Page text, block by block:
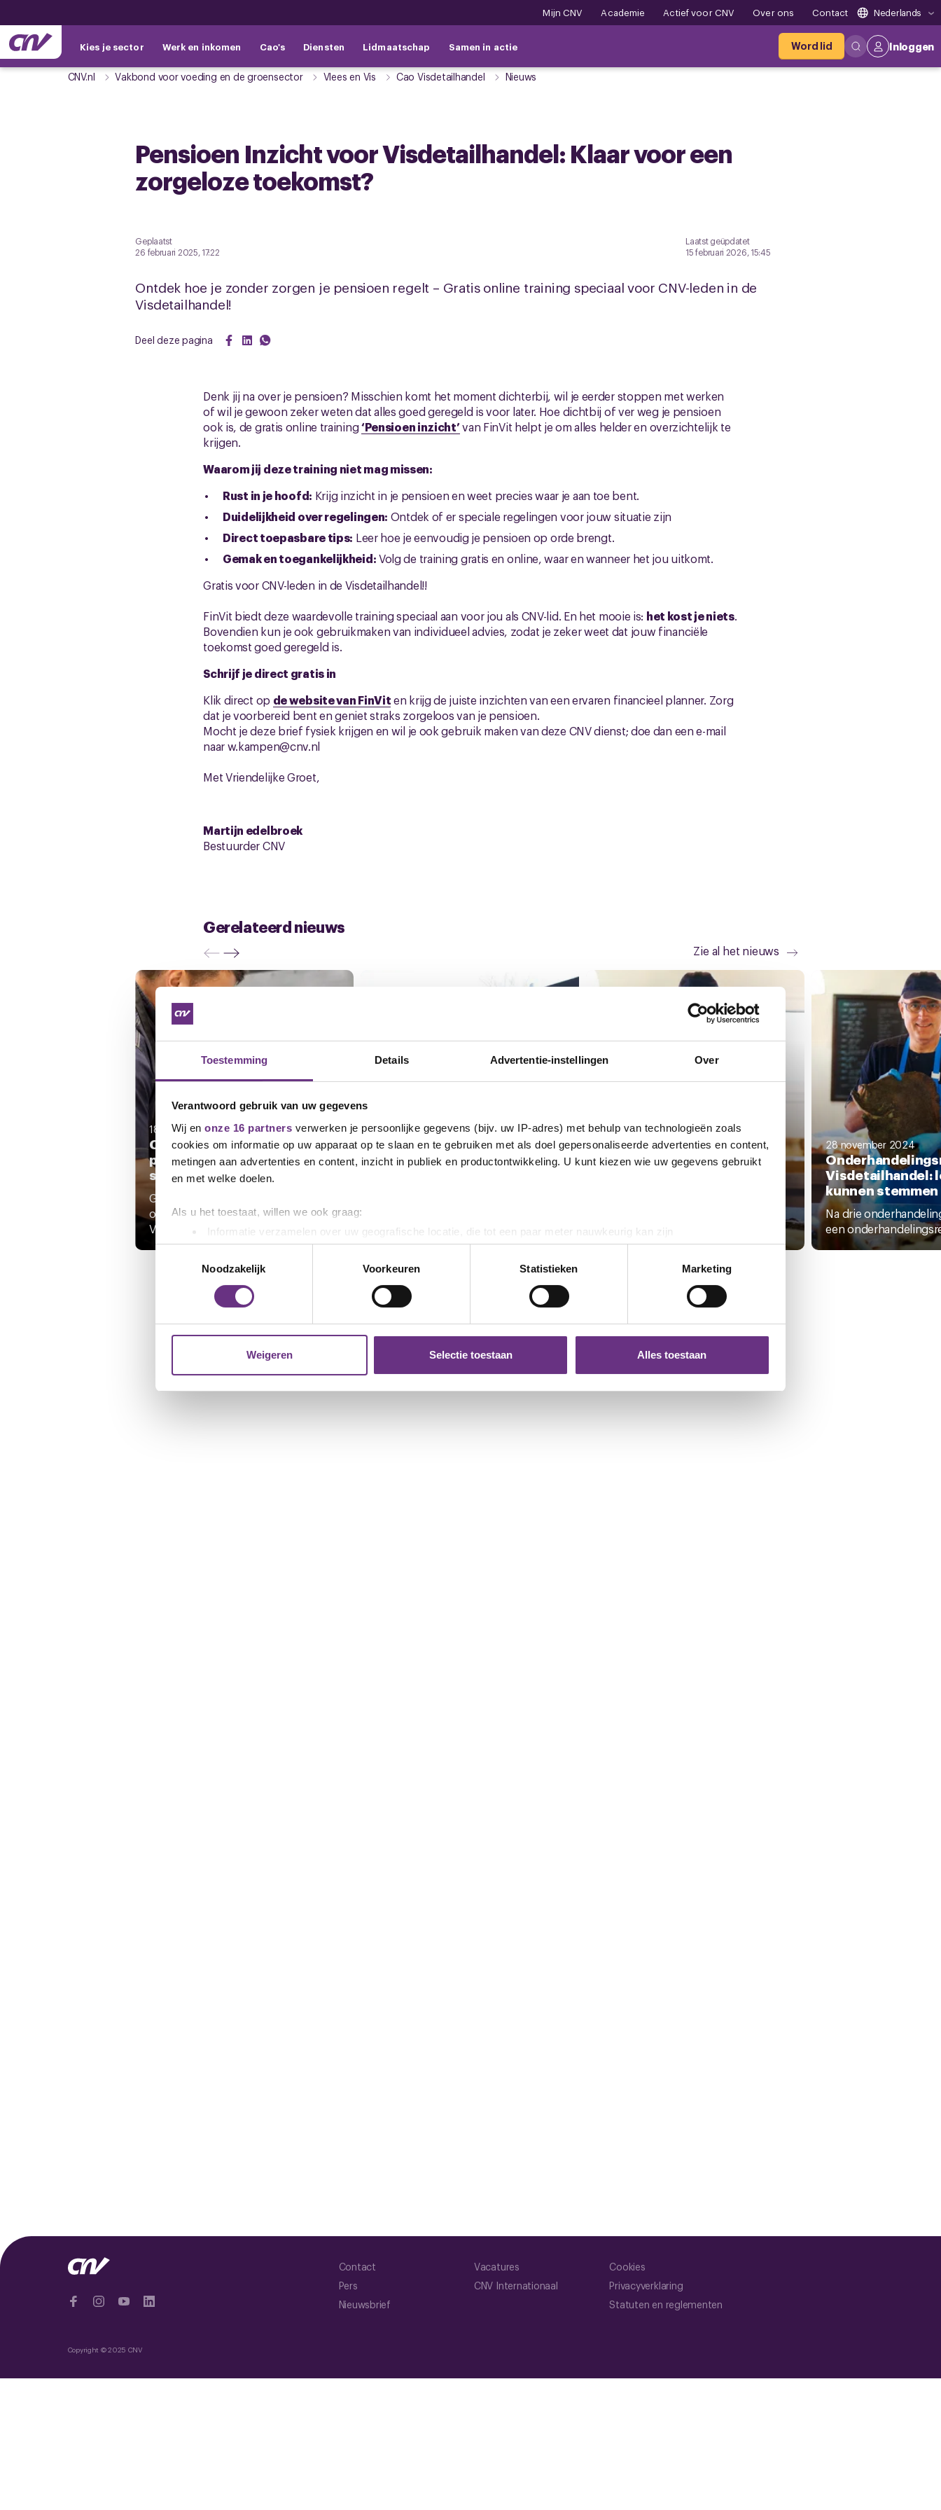
Toestemming Details Advertentie-instellingen Over
Verantwoord gebruik van uw gegevens
Wij en onze 16 partners verwerken je persoonlijke gegevens (bijv. uw IP-adres) met behulp van technologieën zoals
cookies om informatie op uw apparaat op te slaan en te gebruiken met als doel gepersonaliseerde advertenties en content,
metingen aan advertenties en content, inzicht in publiek en productontwikkeling. U kunt kiezen wie uw gegevens gebruikt
en met welke doelen.
Als u het toestaat, willen we ook graag:
Informatie verzamelen over uw geografische locatie, die tot een paar meter nauwkeurig kan zijn
Uw apparaat identificeren door het actief te scannen op specifieke eigenschappen (fingerprinting)
Lees meer over hoe uw persoonlijke gegevens worden verwerkt en stel uw voorkeuren in het
detailgedeeltein. U kunt uw
toestemming op elk moment wijzigen of intrekken in de Cookieverklaring.
websiteverkeer te analyseren. Ook delen we informatie over uw gebruik van onze site met onze partners voor social
media, adverteren en analyse. Deze partners kunnen deze gegevens combineren met andere informatie die u aan ze heeft
Toestemmingsselectie
Noodzakelijk
Voorkeuren Statistieken Marketing
Weigeren Selectie toestaan Alles toestaan
Mijn CNV Academie Actief voor CNV Over ons Contact Nederlands
Kies je sector Werk en inkomen Cao's Diensten Lidmaatschap Samen in actie Word lid Inloggen
CNV.nl Vakbond voor voeding en de groensector Vlees en Vis Cao Visdetailhandel Nieuws
Pensioen Inzicht voor Visdetailhandel: Klaar voor een
zorgeloze toekomst?
Geplaatst
26 februari 2025, 17:22
Laatst geüpdatet
15 februari 2026, 15:45
Ontdek hoe je zonder zorgen je pensioen regelt – Gratis online training speciaal voor CNV-leden in de
Visdetailhandel!
Deel deze pagina
Denk jij na over je pensioen? Misschien komt het moment dichterbij, wil je eerder stoppen met werken
of wil je gewoon zeker weten dat alles goed geregeld is voor later. Hoe dichtbij of ver weg je pensioen
ook is, de gratis online training‘Pensioen inzicht’van FinVit helpt je om alles helder en overzichtelijk te
krijgen.
Waarom jij deze training niet mag missen:
Rust in je hoofd: Krijg inzicht in je pensioen en weet precies waar je aan toe bent.
Duidelijkheid over regelingen: Ontdek of er speciale regelingen voor jouw situatie zijn
Direct toepasbare tips: Leer hoe je eenvoudig je pensioen op orde brengt.
Gemak en toegankelijkheid:Volg de training gratis en online, waar en wanneer het jou uitkomt.
Gratis voor CNV-leden in de Visdetailhandel!!
FinVit biedt deze waardevolle training speciaal aan voor jou als CNV-lid. En het mooie is: het kost je niets.
Bovendien kun je ook gebruikmaken van individueel advies, zodat je zeker weet dat jouw financiële
toekomst goed geregeld is.
Schrijf je direct gratis in
Klik direct op de website van FinViten krijg de juiste inzichten van een ervaren financieel planner. Zorg
dat je voorbereid bent en geniet straks zorgeloos van je pensioen.
Mocht je deze brief fysiek krijgen en wil je ook gebruik maken van deze CNV dienst; doe dan een e-mail
naar w.kampen@cnv.nl
Met Vriendelijke Groet,
Martijn edelbroek
Bestuurder CNV
Gerelateerd nieuws
Zie al het nieuws
18 november 2025
Cao Visdetailhandel:
principeakkoord om over te
stemmen
Goed nieuws: aan de
onderhandelingstafel van de
Visdetailhandel is...
12 september 2025
iedeeën. Bij deze nieuwsbrief...
16 december 2024
Uitslag stemming
afspraken in het...
28 november 2024
Visdetailhandel:
kunnen stemmen
Na drie
een
Contact
Pers
Nieuwsbrief
Vacatures
CNV Internationaal
Cookies
Privacyverklaring
Statuten en reglementen
Copyright © 2025 CNV